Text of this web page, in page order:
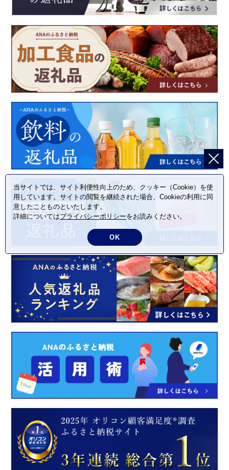
当サイトでは、サイト利便性向上のため、クッキー（Cookie）を使
用しています。サイトの閲覧を継続された場合、Cookieの利用に同
意したことものといたします。
詳細についてはプライバシーポリシーをお読みください。
OK